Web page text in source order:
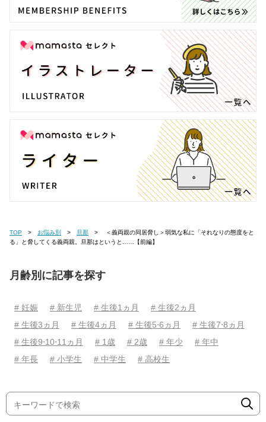
TOP お悩み別 旦那
る」と脅してくる義両親。旦那はというと……【前編】
月齢別に記事を探す
# 妊娠 # 新生児 # 生後1ヵ月
# 生後2ヵ月
# 生後3ヵ月
# 生後4ヵ月 # 生後5⋅6ヵ月
# 生後7⋅8ヵ月
# 生後9⋅10⋅11ヵ月
# 1歳 # 2歳 # 年少
# 年中
# 年長
# 小学生 # 中学生 # 高校生